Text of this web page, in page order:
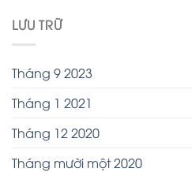
LƯU TRỮ
Tháng 9 2023
Tháng 1 2021
Tháng 12 2020
Tháng mười một 2020